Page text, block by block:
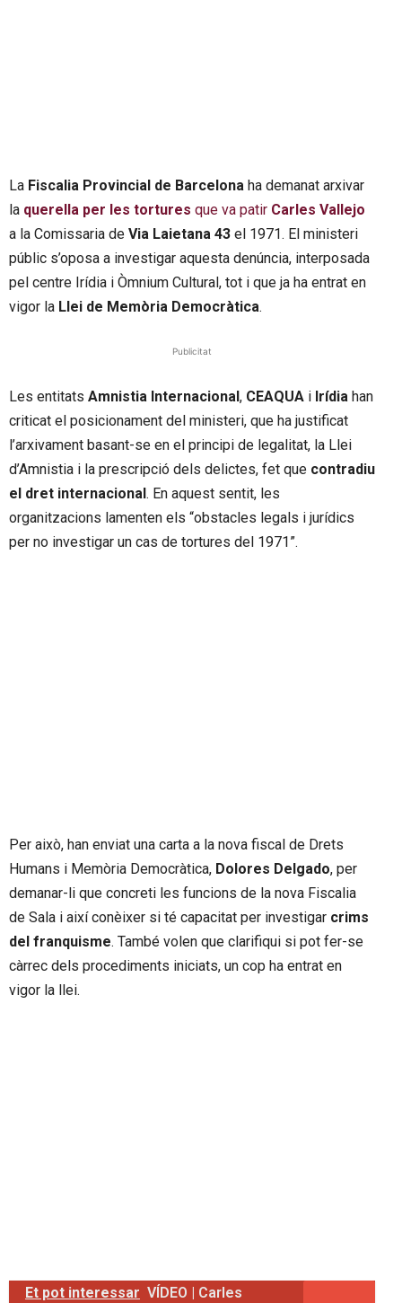
La Fiscalia Provincial de Barcelona ha demanat arxivar
la querella per les tortures que va patir Carles Vallejo
a la Comissaria de Via Laietana 43 el 1971. El ministeri
públic s’oposa a investigar aquesta denúncia, interposada
pel centre Irídia i Òmnium Cultural, tot i que ja ha entrat en
vigor la Llei de Memòria Democràtica.
Publicitat
Les entitats Amnistia Internacional, CEAQUA i Irídia han
criticat el posicionament del ministeri, que ha justificat
l’arxivament basant-se en el principi de legalitat, la Llei
d’Amnistia i la prescripció dels delictes, fet que contradiu
el dret internacional. En aquest sentit, les
organitzacions lamenten els “obstacles legals i jurídics
per no investigar un cas de tortures del 1971”.
Per això, han enviat una carta a la nova fiscal de Drets
Humans i Memòria Democràtica, Dolores Delgado, per
demanar-li que concreti les funcions de la nova Fiscalia
de Sala i així conèixer si té capacitat per investigar crims
del franquisme. També volen que clarifiqui si pot fer-se
càrrec dels procediments iniciats, un cop ha entrat en
vigor la llei.
Et pot interessar VÍDEO | Carles